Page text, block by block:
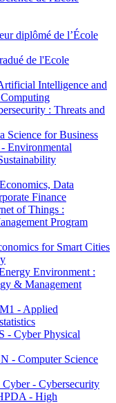
diplômé de l’École
de l'Ecole
Intelligence and
: Threats and
Science for Business
Environmental
Data
Finance
of Things :
Program
for Smart Cities
Environment :
& Management
- Applied
- Cyber Physical
- Computer Science
- Cybersecurity
- High